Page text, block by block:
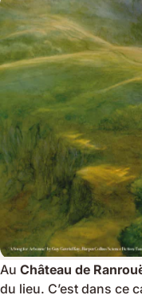
Au Château de
du lieu. C’est dans ce